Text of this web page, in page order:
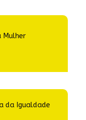
Mulher
da Igualdade